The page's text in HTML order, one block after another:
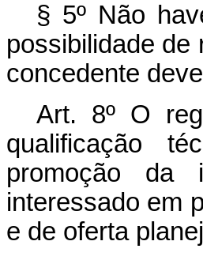
§ 5º Não
possibilidade de
concedente
Art. 8º O
qualificação
promoção da
interessado em
e de oferta